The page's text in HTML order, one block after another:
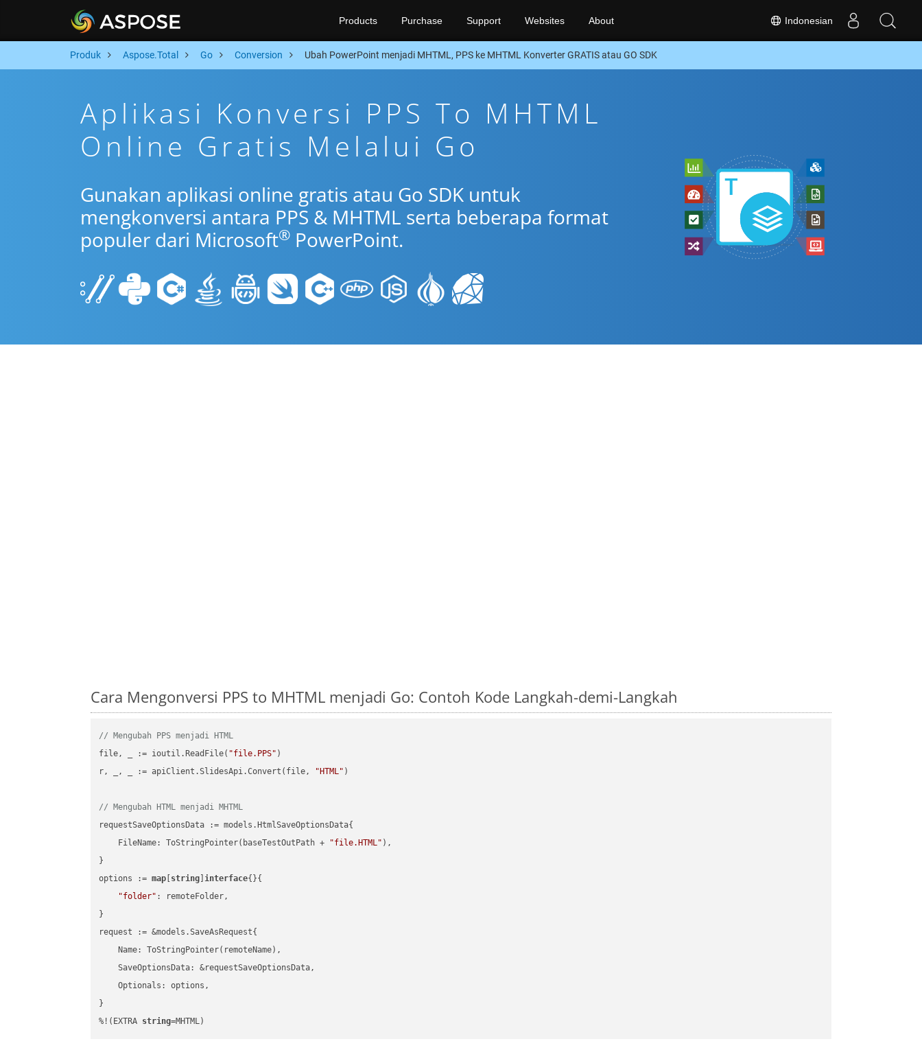
Indonesian
Products Purchase Support Websites About
Produk Aspose.Total Go Conversion Ubah PowerPoint menjadi MHTML, PPS ke MHTML Konverter GRATIS atau GO SDK
Aplikasi Konversi PPS To MHTML
Online Gratis Melalui Go
Gunakan aplikasi online gratis atau Go SDK untuk
mengkonversi antara PPS & MHTML serta beberapa format
populer dari Microsoft® PowerPoint.
Cara Mengonversi PPS to MHTML menjadi Go: Contoh Kode Langkah-demi-Langkah
// Mengubah PPS menjadi HTML
file, _ := ioutil.ReadFile( "file.PPS" )
r, _, _ := apiClient.SlidesApi.Convert(file,
"HTML" )
// Mengubah HTML menjadi MHTML
requestSaveOptionsData := models.HtmlSaveOptionsData{
    FileName: ToStringPointer(baseTestOutPath +
"file.HTML" ),
}
options := map string ]interface{}{
"folder" : remoteFolder,
}
request := &models.SaveAsRequest{
    Name: ToStringPointer(remoteName),
    SaveOptionsData: &requestSaveOptionsData,
    Optionals: options,
}
%!(EXTRA string=MHTML)